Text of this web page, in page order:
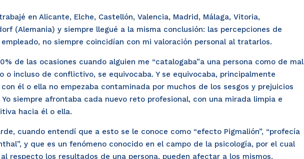
en Alicante, Elche, Castellón, Valencia, Madrid, Málaga, Vitoria,
(Alemania) y siempre llegué a la misma conclusión: las percepciones de
no siempre coincidían con mi valoración personal al tratarlos.
de las ocasiones cuando alguien me “catalogaba”a una persona como de mal
o incluso de conflictivo, se equivocaba. Y se equivocaba, principalmente
él o ella no empezaba contaminada por muchos de los sesgos y prejuicios
siempre afrontaba cada nuevo reto profesional, con una mirada limpia e
hacia él o ella.
cuando entendí que a esto se le conoce como “efecto Pigmalión”, “profecía
y que es un fenómeno conocido en el campo de la psicología, por el cual
respecto los resultados de una persona, pueden afectar a los mismos.